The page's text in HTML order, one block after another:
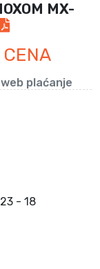
MX-
plaćanje
- 18